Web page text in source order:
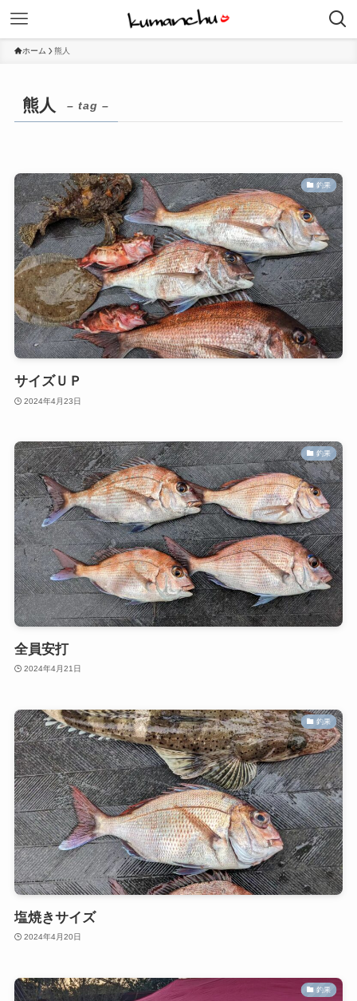
ホーム 熊人
熊人 – tag –
釣果
サイズＵＰ
2024年4月23日
釣果
全員安打
2024年4月21日
釣果
塩焼きサイズ
2024年4月20日
釣果